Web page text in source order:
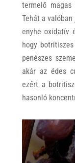
termelő
Tehát a
enyhe oxidatív
hogy
penészes
akár az édes
ezért a
hasonló